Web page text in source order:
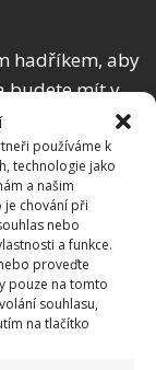
používáme k
technologie jako
a našim
chování při
nebo
a funkce.
proveďte
pouze na tomto
souhlasu,
na tlačítko
hadříkem, aby
budete mít v
na
ve